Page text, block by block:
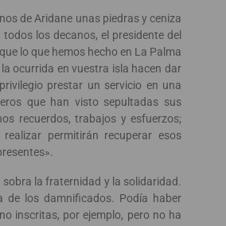
de Aridane unas piedras y ceniza
los decanos, el presidente del
lo que hemos hecho en La Palma
ocurrida en vuestra isla hacen dar
prestar un servicio en una
que han visto sepultadas sus
recuerdos, trabajos y esfuerzos;
permitirán recuperar esos
la fraternidad y la solidaridad.
de los damnificados. Podía haber
inscritas, por ejemplo, pero no ha